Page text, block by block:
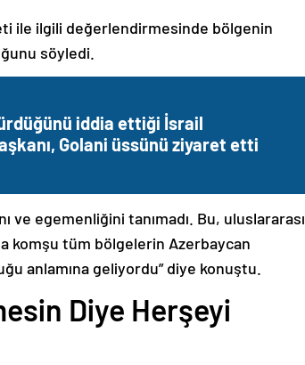
ile ilgili değerlendirmesinde bölgenin
söyledi.
iddia ettiği İsrail
Golani üssünü ziyaret etti
ve egemenliğini tanımadı. Bu, uluslararası
komşu tüm bölgelerin Azerbaycan
anlamına geliyordu” diye konuştu.
Diye Herşeyi